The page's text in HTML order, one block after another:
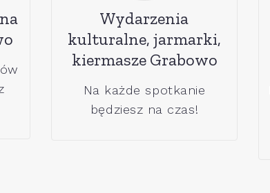
Wydarzenia
kulturalne, jarmarki,
kiermasze Grabowo
Na każde spotkanie
będziesz na czas!